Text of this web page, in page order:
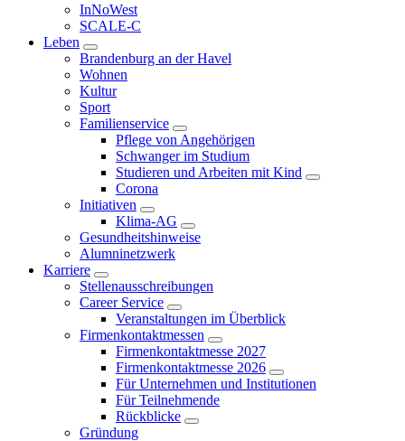
InNoWest
SCALE-C
Leben
Brandenburg an der Havel
Wohnen
Kultur
Sport
Familienservice
Pflege von Angehörigen
Schwanger im Studium
Studieren und Arbeiten mit Kind
Corona
Initiativen
Klima-AG
Gesundheitshinweise
Alumninetzwerk
Karriere
Stellenausschreibungen
Career Service
Veranstaltungen im Überblick
Firmenkontaktmessen
Firmenkontaktmesse 2027
Firmenkontaktmesse 2026
Für Unternehmen und Institutionen
Für Teilnehmende
Rückblicke
Gründung